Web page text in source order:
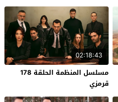
02:18:43
مسلسل المنظمة الحلقة 178
قرمزي